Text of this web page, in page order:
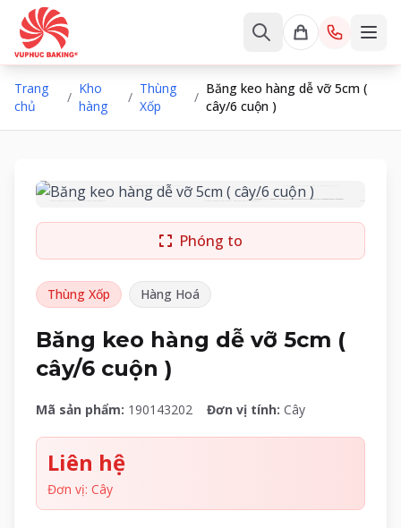
Trang
chủ
/
Kho
hàng
/
Thùng
Xốp
/
Băng keo hàng dễ vỡ 5cm (
cây/6 cuộn )
Phóng to
Thùng Xốp Hàng Hoá
Băng keo hàng dễ vỡ 5cm (
cây/6 cuộn )
Mã sản phẩm: 190143202 Đơn vị tính: Cây
Liên hệ
Đơn vị: Cây